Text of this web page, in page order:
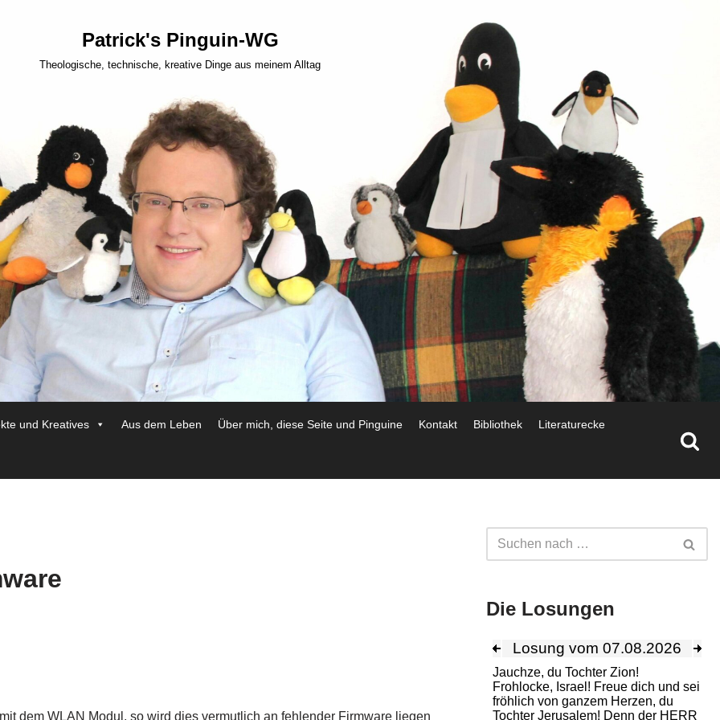
Patrick's Pinguin-WG
Theologische, technische, kreative Dinge aus meinem Alltag
und Kreatives Aus dem Leben Über mich, diese Seite und Pinguine Kontakt Bibliothek Literaturecke
dem WLAN Modul, so wird dies vermutlich an fehlender Firmware liegen
Die Losungen